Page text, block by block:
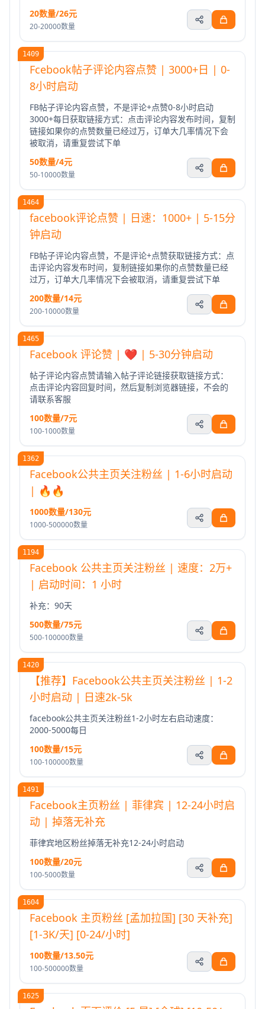
20数量/26元
20-20000数量
1409
Fcebook帖子评论内容点赞 | 3000+日 | 0-
8小时启动
FB帖子评论内容点赞，不是评论+点赞0-8小时启动
3000+每日获取链接方式：点击评论内容发布时间，复制
链接如果你的点赞数量已经过万，订单大几率情况下会
被取消，请重复尝试下单
50数量/4元
50-10000数量
1464
facebook评论点赞 | 日速：1000+ | 5-15分
钟启动
FB帖子评论内容点赞，不是评论+点赞获取链接方式：点
击评论内容发布时间，复制链接如果你的点赞数量已经
过万，订单大几率情况下会被取消，请重复尝试下单
200数量/14元
200-10000数量
1465
Facebook 评论赞 | ❤️ | 5-30分钟启动
帖子评论内容点赞请输入帖子评论链接获取链接方式：
点击评论内容回复时间，然后复制浏览器链接，不会的
请联系客服
100数量/7元
100-1000数量
1362
Facebook公共主页关注粉丝 | 1-6小时启动
| 🔥🔥
1000数量/130元
1000-500000数量
1194
Facebook 公共主页关注粉丝 | 速度：2万+
| 启动时间：1 小时
补充：90天
500数量/75元
500-100000数量
1420
【推荐】Facebook公共主页关注粉丝 | 1-2
小时启动 | 日速2k-5k
facebook公共主页关注粉丝1-2小时左右启动速度：
2000-5000每日
100数量/15元
100-100000数量
1491
Facebook主页粉丝 | 菲律宾 | 12-24小时启
动 | 掉落无补充
菲律宾地区粉丝掉落无补充12-24小时启动
100数量/20元
100-5000数量
1604
Facebook 主页粉丝 [孟加拉国] [30 天补充]
[1-3K/天] [0-24/小时]
100数量/13.50元
100-500000数量
1625